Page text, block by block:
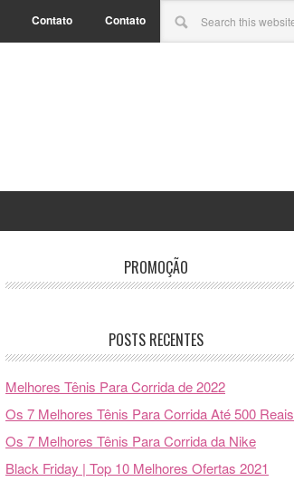
Contato Contato
PROMOÇÃO
POSTS RECENTES
Melhores Tênis Para Corrida de 2022
Os 7 Melhores Tênis Para Corrida Até 500 Reais
Os 7 Melhores Tênis Para Corrida da Nike
Black Friday | Top 10 Melhores Ofertas 2021